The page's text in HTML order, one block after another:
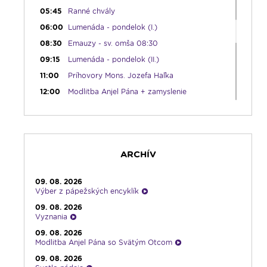
05:45
Ranné chvály
06:00
Lumenáda - pondelok (I.)
08:30
Emauzy - sv. omša 08:30
09:15
Lumenáda - pondelok (II.)
11:00
Príhovory Mons. Jozefa Haľka
12:00
Modlitba Anjel Pána + zamyslenie
Hudobná bodka s Dianou
18:00
Emauzy - sv. omša 18:00
19:00
Radostný ruženec
19:30
Vešpery
19:45
Rádio Vatikán - SK
ARCHÍV
09. 08. 2026
Výber z pápežských encyklík
09. 08. 2026
Vyznania
09. 08. 2026
Modlitba Anjel Pána so Svätým Otcom
09. 08. 2026